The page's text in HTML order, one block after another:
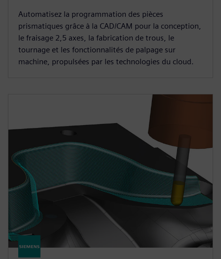
Automatisez la programmation des pièces
prismatiques grâce à la CAD/CAM pour la conception,
le fraisage 2,5 axes, la fabrication de trous, le
tournage et les fonctionnalités de palpage sur
machine, propulsées par les technologies du cloud.